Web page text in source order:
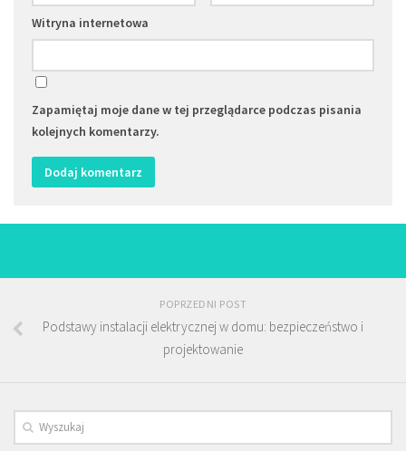
Witryna internetowa
Zapamiętaj moje dane w tej przeglądarce podczas pisania
kolejnych komentarzy.
POPRZEDNI POST
Podstawy instalacji elektrycznej w domu: bezpieczeństwo i
projektowanie